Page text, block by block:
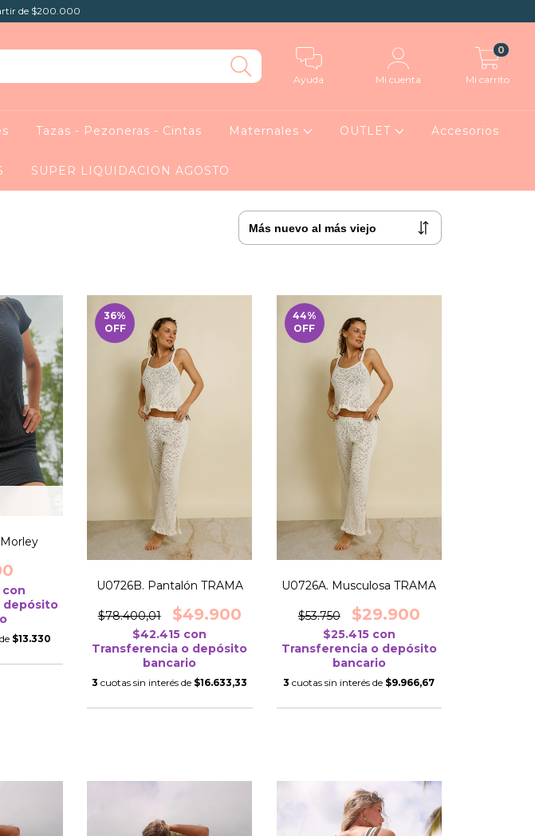
de $200.000
Ayuda Mi cuenta Mi carrito
0
Tazas - Pezoneras - Cintas Maternales OUTLET Accesorios
SUPER LIQUIDACION AGOSTO
con
depósito
$13.330
36%
OFF
U0726B. Pantalón TRAMA
$78.400,01 $49.900
$42.415 con
Transferencia o depósito
bancario
3 cuotas sin interés de $16.633,33
44%
OFF
U0726A. Musculosa TRAMA
$53.750 $29.900
$25.415 con
Transferencia o depósito
bancario
3 cuotas sin interés de $9.966,67